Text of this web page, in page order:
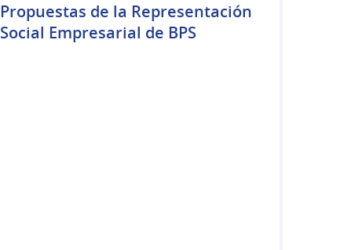
Propuestas de la Representación
Social Empresarial de BPS